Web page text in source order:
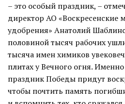
– это особый праздник, –
директор АО «Воскресенские
удобрения» Анатолий
половиной тысяч рабочих
тысяча имен химиков
плитах у Вечного огня.
праздник Победы придут
чтобы почтить память